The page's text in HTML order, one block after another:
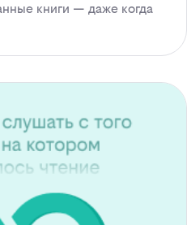
книги — даже когда